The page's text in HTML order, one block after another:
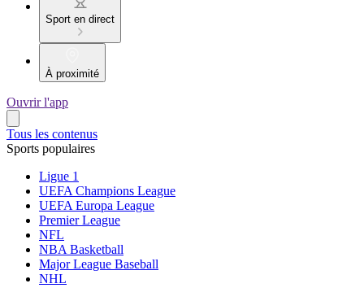
Sport en direct
À proximité
Ouvrir l'app
Tous les contenus
Sports populaires
Ligue 1
UEFA Champions League
UEFA Europa League
Premier League
NFL
NBA Basketball
Major League Baseball
NHL